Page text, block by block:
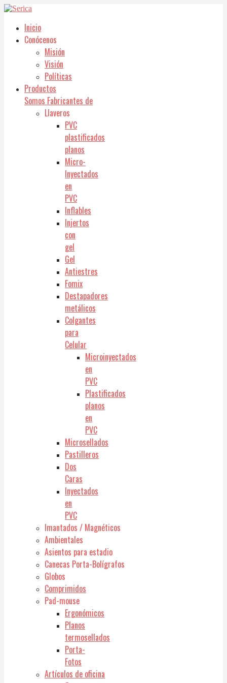
Inicio
Conócenos
Misión
Visión
Políticas
Productos
Somos Fabricantes de
Llaveros
PVC
plastificados
planos
Micro-
Inyectados
en
PVC
Inflables
Injertos
con
gel
Gel
Antiestres
Fomix
Destapadores
metálicos
Colgantes
para
Celular
Microinyectados
en
PVC
Plastificados
planos
en
PVC
Microsellados
Pastilleros
Dos
Caras
Inyectados
en
PVC
Imantados / Magnéticos
Ambientales
Asientos para estadio
Canecas Porta-Bolígrafos
Globos
Comprimidos
Pad-mouse
Ergonómicos
Planos
termosellados
Porta-
Fotos
Artículos de oficina